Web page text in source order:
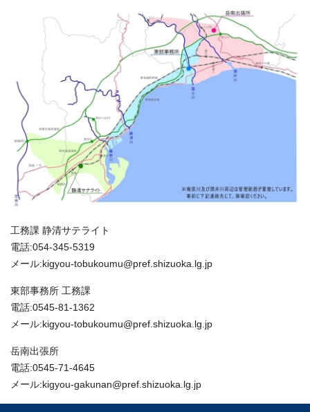
工務課 静清サテライト
電話:054-345-5319
メール:kigyou-tobukoumu@pref.shizuoka.lg.jp
東部事務所 工務課
電話:0545-81-1362
メール:kigyou-tobukoumu@pref.shizuoka.lg.jp
岳南出張所
電話:0545-71-4645
メール:kigyou-gakunan@pref.shizuoka.lg.jp